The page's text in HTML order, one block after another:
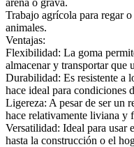
Trabajo agrícola para regar
animales.
Ventajas:
Flexibilidad: La goma
almacenar y transportar que
Durabilidad: Es resistente a
hace ideal para condiciones
Ligereza: A pesar de ser un
hace relativamente liviana y
Versatilidad: Ideal para usar
hasta la construcción o el